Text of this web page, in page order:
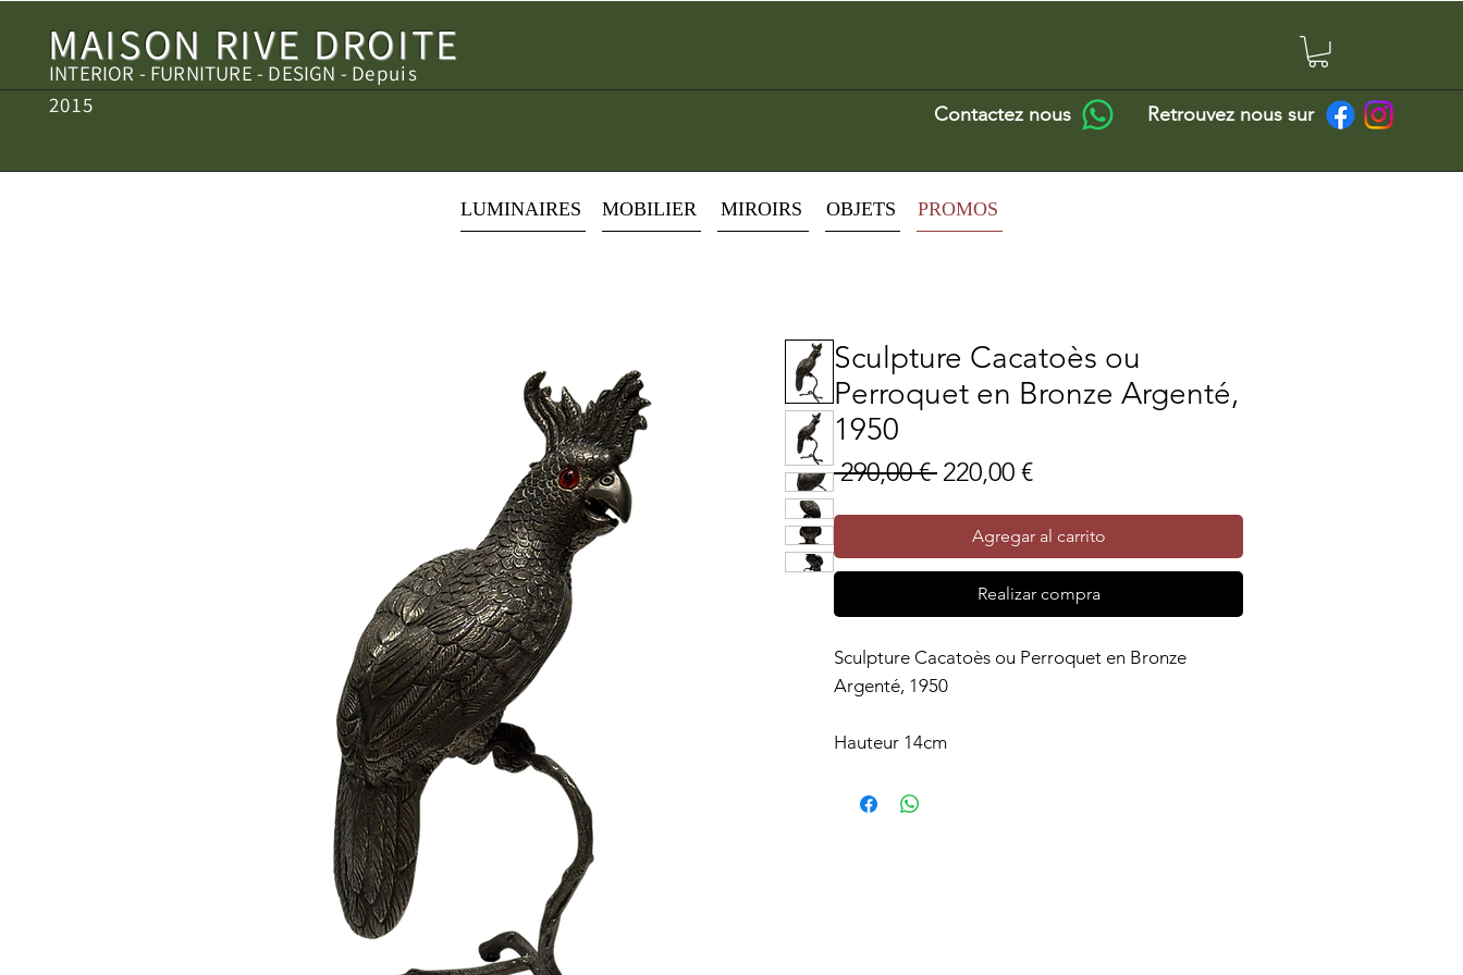
MAISON RIVE DROITE
INTERIOR - FURNITURE - DESIGN - Depuis
2015
Contactez nous Retrouvez nous sur
Sculpture Cacatoès ou
Perroquet en Bronze Argenté,
1950
290,00 € Precio
220,00 €Precio
oferta
Agregar al carrito
Realizar compra
Sculpture Cacatoès ou Perroquet en Bronze
Argenté, 1950
Hauteur 14cm
OBJETS
MOBILIER
LUMINAIRES MIROIRS PROMOS